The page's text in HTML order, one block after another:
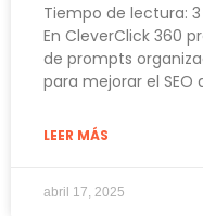
Tiempo de lectura: 3
En CleverClick 360
de prompts
para mejorar el
LEER MÁS
abril 17, 2025